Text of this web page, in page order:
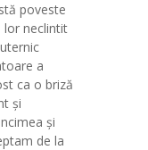
poveste
lor neclintit
a
ca o briză
și
și
de la